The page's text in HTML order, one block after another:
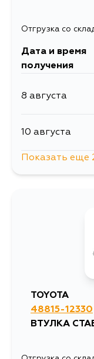
Отгрузка со
Дата и время
получения
8 августа
10 августа
Показать еще
TOYOTA
48815-12330
ВТУЛКА